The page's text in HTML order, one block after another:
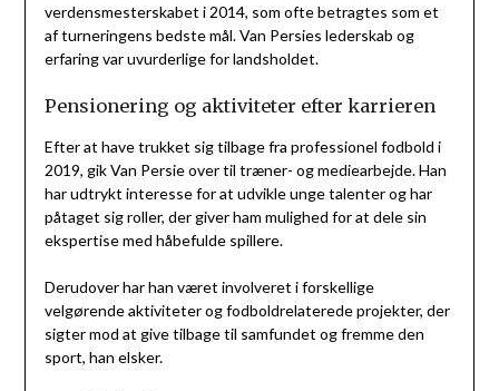
verdensmesterskabet i 2014, som ofte betragtes som et
af turneringens bedste mål. Van Persies lederskab og
erfaring var uvurderlige for landsholdet.
Pensionering og aktiviteter efter karrieren
Efter at have trukket sig tilbage fra professionel fodbold i
2019, gik Van Persie over til træner- og mediearbejde. Han
har udtrykt interesse for at udvikle unge talenter og har
påtaget sig roller, der giver ham mulighed for at dele sin
ekspertise med håbefulde spillere.
Derudover har han været involveret i forskellige
velgørende aktiviteter og fodboldrelaterede projekter, der
sigter mod at give tilbage til samfundet og fremme den
sport, han elsker.